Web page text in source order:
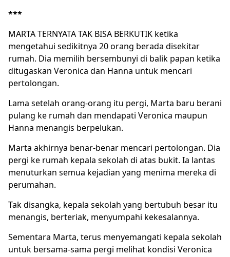
***
MARTA TERNYATA TAK BISA BERKUTIK ketika
mengetahui sedikitnya 20 orang berada disekitar
rumah. Dia memilih bersembunyi di balik papan ketika
ditugaskan Veronica dan Hanna untuk mencari
pertolongan.
Lama setelah orang-orang itu pergi, Marta baru berani
pulang ke rumah dan mendapati Veronica maupun
Hanna menangis berpelukan.
Marta akhirnya benar-benar mencari pertolongan. Dia
pergi ke rumah kepala sekolah di atas bukit. Ia lantas
menuturkan semua kejadian yang menima mereka di
perumahan.
Tak disangka, kepala sekolah yang bertubuh besar itu
menangis, berteriak, menyumpahi kekesalannya.
Sementara Marta, terus menyemangati kepala sekolah
untuk bersama-sama pergi melihat kondisi Veronica